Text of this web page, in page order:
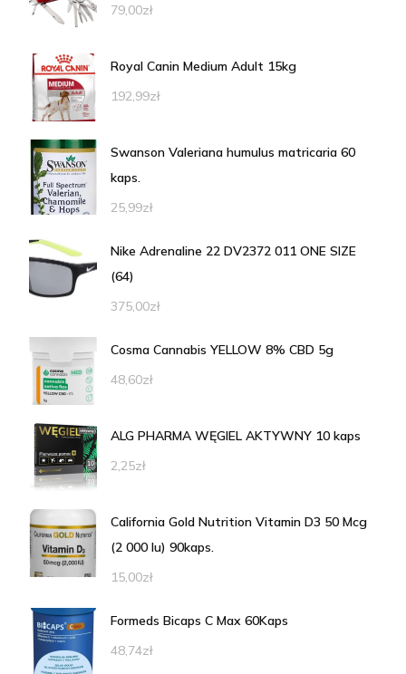
79,00zł
Royal Canin Medium Adult 15kg
192,99zł
Swanson Valeriana humulus matricaria 60
kaps.
25,99zł
Nike Adrenaline 22 DV2372 011 ONE SIZE
(64)
375,00zł
Cosma Cannabis YELLOW 8% CBD 5g
48,60zł
ALG PHARMA WĘGIEL AKTYWNY 10 kaps
2,25zł
California Gold Nutrition Vitamin D3 50 Mcg
(2 000 Iu) 90kaps.
15,00zł
Formeds Bicaps C Max 60Kaps
48,74zł